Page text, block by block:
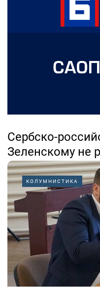
«Девушку задержали. В
видео с извинениями.
Сербско-
Зеленскому не
собственной
07.08.2026
В преддверии
Зеленского в Сербию,
комитета Сербско-
следующее заявление:
«У Владимира
КОЛУМНИСТИКА